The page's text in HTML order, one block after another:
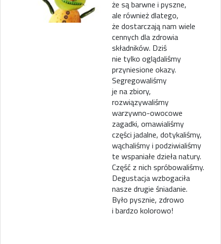
że są barwne i pyszne,
ale również dlatego,
że dostarczają nam wiele
cennych dla zdrowia
składników. Dziś
nie tylko oglądaliśmy
przyniesione okazy.
Segregowaliśmy
je na zbiory,
rozwiązywaliśmy
warzywno-owocowe
zagadki, omawialiśmy
części jadalne, dotykaliśmy,
wąchaliśmy i podziwialiśmy
te wspaniałe dzieła natury.
Część z nich spróbowaliśmy.
Degustacja wzbogaciła
nasze drugie śniadanie.
Było pysznie, zdrowo
i bardzo kolorowo!